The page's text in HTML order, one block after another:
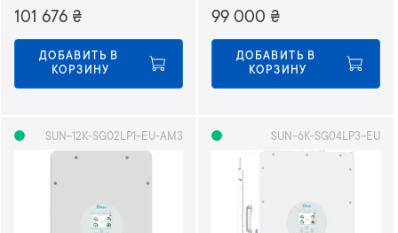
101 676 ₴
ДОБАВИТЬ В
КОРЗИНУ
99 000 ₴
ДОБАВИТЬ В
КОРЗИНУ
SUN-12K-SG02LP1-EU-AM3 SUN-6K-SG04LP3-EU